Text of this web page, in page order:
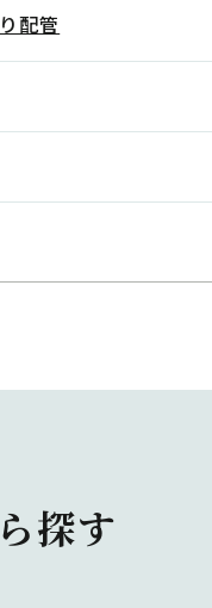
配管
探す